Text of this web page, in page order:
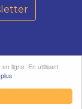
en ligne. En utilisant